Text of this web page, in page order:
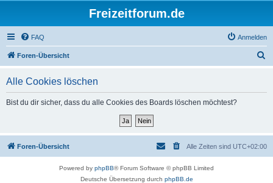
Freizeitforum.de
FAQ Anmelden
Foren-Übersicht
Alle Cookies löschen
Bist du dir sicher, dass du alle Cookies des Boards löschen möchtest?
Foren-Übersicht Alle Zeiten sind UTC+02:00
Powered by phpBB® Forum Software © phpBB Limited
Deutsche Übersetzung durch phpBB.de